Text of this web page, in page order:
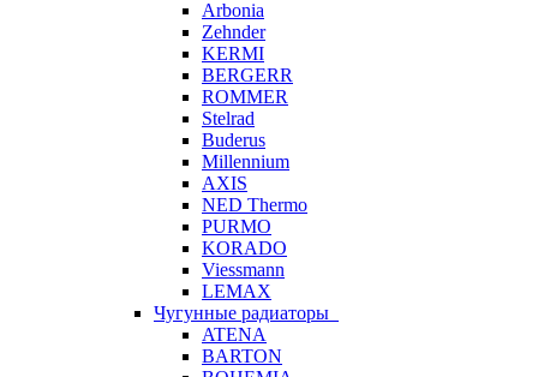
Arbonia
Zehnder
KERMI
BERGERR
ROMMER
Stelrad
Buderus
Millennium
AXIS
NED Thermo
PURMO
KORADO
Viessmann
LEMAX
Чугунные радиаторы
ATENA
BARTON